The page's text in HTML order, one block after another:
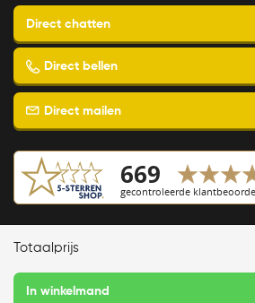
Totaalprijs
Vandyck
dekbedovertrek
Copyright © 2023 Slaapspecialist van Ellen
Privacy- en cookieverklaring